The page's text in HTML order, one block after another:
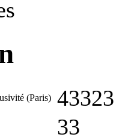
(Paris) 43323
33